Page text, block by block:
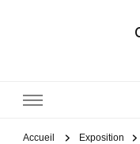
Accueil Exposition